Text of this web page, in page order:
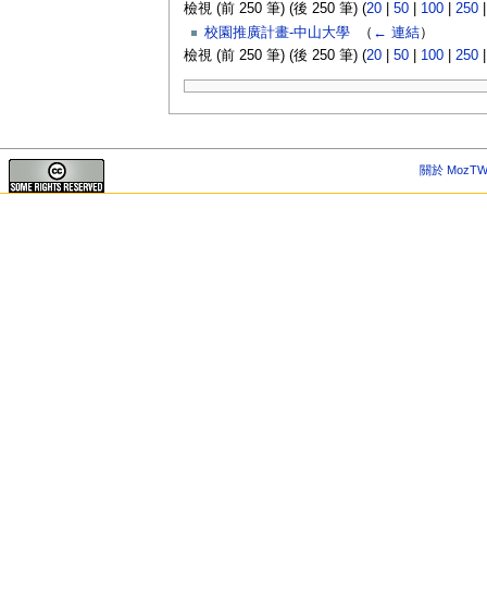
檢視 (前 250 筆) (後 250 筆) (20| 50| 100| 250
校園推廣計畫-中山大學‎ （ ← 連結）
檢視 (前 250 筆) (後 250 筆) (20| 50| 100| 250
關於